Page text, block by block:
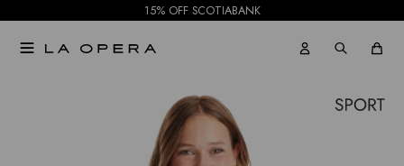
15% OFF SCOTIABANK

NOTIFICARME